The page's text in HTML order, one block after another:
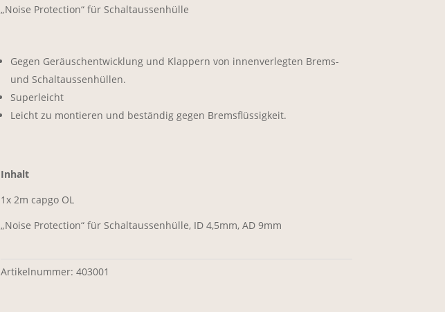
„Noise Protection“ für Schaltaussenhülle
Gegen Geräuschentwicklung und Klappern von innenverlegten Brems-
und Schaltaussenhüllen.
Superleicht
Leicht zu montieren und beständig gegen Bremsflüssigkeit.
Inhalt
1x 2m capgo OL
„Noise Protection“ für Schaltaussenhülle, ID 4,5mm, AD 9mm
Artikelnummer: 403001